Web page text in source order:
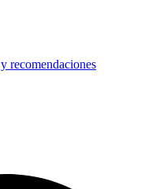
recomendaciones